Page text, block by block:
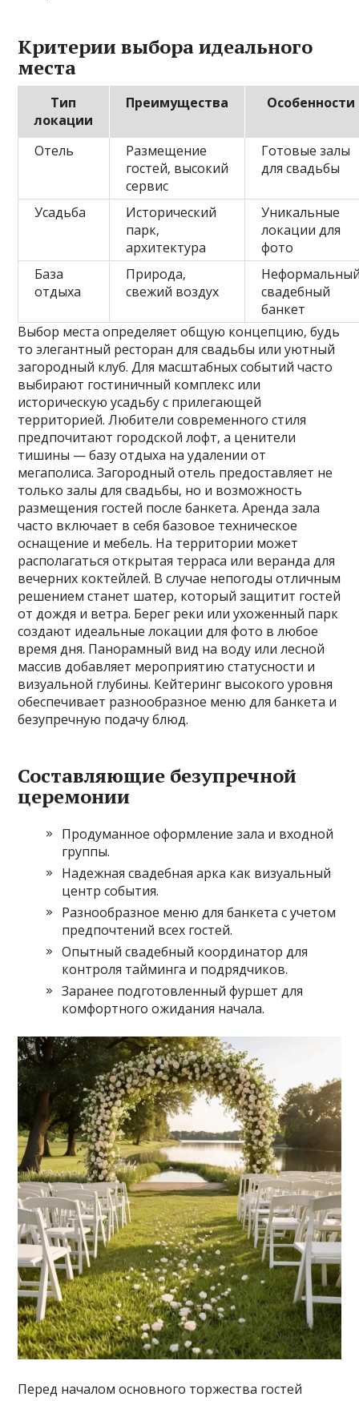
Критерии выбора идеального
места
Тип
локации
Преимущества Особенности
Отель
Размещение
гостей‚ высокий
сервис
Готовые залы
для свадьбы
Усадьба
Исторический
парк‚
архитектура
Уникальные
локации для
фото
База
отдыха
Природа‚
свежий воздух
свадебный
банкет
Выбор места определяет общую концепцию‚ будь
то элегантный ресторан для свадьбы или уютный
загородный клуб. Для масштабных событий часто
выбирают гостиничный комплекс или
историческую усадьбу с прилегающей
территорией. Любители современного стиля
предпочитают городской лофт‚ а ценители
тишины — базу отдыха на удалении от
мегаполиса. Загородный отель предоставляет не
только залы для свадьбы‚ но и возможность
размещения гостей после банкета. Аренда зала
часто включает в себя базовое техническое
оснащение и мебель. На территории может
располагаться открытая терраса или веранда для
вечерних коктейлей. В случае непогоды отличным
решением станет шатер‚ который защитит гостей
от дождя и ветра. Берег реки или ухоженный парк
создают идеальные локации для фото в любое
время дня. Панорамный вид на воду или лесной
массив добавляет мероприятию статусности и
визуальной глубины. Кейтеринг высокого уровня
обеспечивает разнообразное меню для банкета и
безупречную подачу блюд.
Составляющие безупречной
церемонии
Продуманное оформление зала и входной
группы.
Надежная свадебная арка как визуальный
центр события.
Разнообразное меню для банкета с учетом
предпочтений всех гостей.
Опытный свадебный координатор для
контроля тайминга и подрядчиков.
Заранее подготовленный фуршет для
комфортного ожидания начала.
Перед началом основного торжества гостей